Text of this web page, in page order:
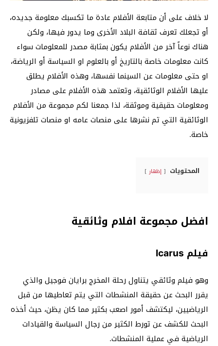
لا خلاف على أن متابعة الأفلام عادة ما تكسبك معلومة جديده،
أو تجعلك تعرف ثقافة البلاد الأخرى وما يدور فيها، ولكن
هناك نوعاً آخر من الأفلام يكون بمثابة مصدر للمعلومات سواء
كانت معلومات خاصة بالتاريخ أو بالعلوم او السياسة أو الرياضة،
او حتى معلومات عن السينما نفسها، وهذه الأفلام يطلق
عليها الأفلام الوثائقية، وتعتمد هذه الأفلام على مصادر
ومعلومات حقيقية وموثقة، لذا جمعنا لكم مجموعة من الأفلام
الوثائقية التي تم نشرها على منصات عامه او منصات تلفزيونية
خاصة.
المحتويات إظهار
افضل مجموعة افلام وثائقية
فيلم Icarus
وهو فيلم وثائقي يتناول رحلة المخرج برايان فوجيل والذي
يقرر البحث عن حقيقة المنشطات التي يتم تعاطيها من قبل
الرياضيين، ليكتشف أمور اصعب بكثير مما كان يظن، حيث أخذه
البحث للكشف عن تورط الكثير من رجال السياسة والقيادات
الرياضية في عملية المنشطات.